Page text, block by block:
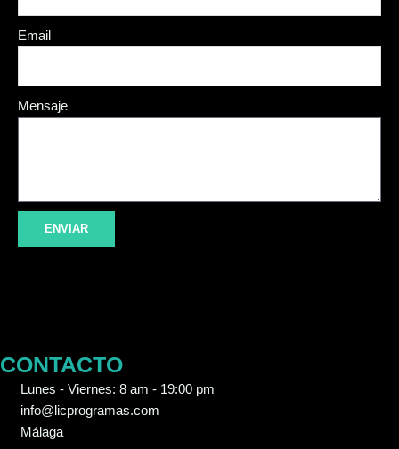
Email
Mensaje
ENVIAR
CONTACTO
Lunes - Viernes: 8 am - 19:00 pm
info@licprogramas.com
Málaga